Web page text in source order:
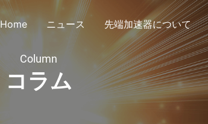
Home ニュース 先端加速器について
協議会組織図
Column
コラム